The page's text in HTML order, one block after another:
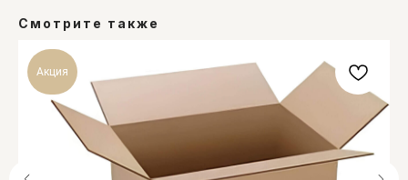
Смотрите также
Акция